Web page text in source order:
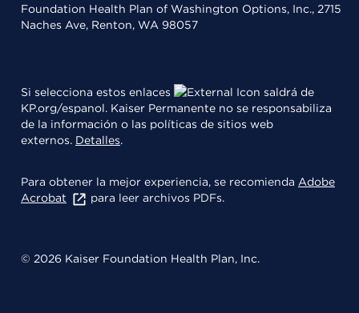
Foundation Health Plan of Washington Options, Inc., 2715
Naches Ave, Renton, WA 98057
Si selecciona estos enlaces
saldrá de
KP.org/espanol. Kaiser Permanente no se responsabiliza
de la información o las políticas de sitios web
externos. Detalles.
Para obtener la mejor experiencia, se recomienda Adobe
Acrobat
para leer archivos PDFs.
© 2026 Kaiser Foundation Health Plan, Inc.